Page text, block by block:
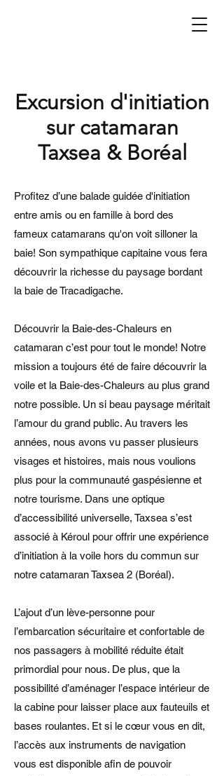
Excursion d'initiation
sur catamaran
Taxsea & Boréal
Profitez d’une balade guidée d'initiation
entre amis ou en famille à bord des
fameux catamarans qu'on voit silloner la
baie! Son sympathique capitaine vous fera
découvrir la richesse du paysage bordant
la baie de Tracadigache.
Découvrir la Baie-des-Chaleurs en
catamaran c’est pour tout le monde! Notre
mission a toujours été de faire découvrir la
voile et la Baie-des-Chaleurs au plus grand
notre possible. Un si beau paysage méritait
l’amour du grand public. Au travers les
années, nous avons vu passer plusieurs
visages et histoires, mais nous voulions
plus pour la communauté gaspésienne et
notre tourisme. Dans une optique
d’accessibilité universelle, Taxsea s’est
associé à Kéroul pour offrir une expérience
d’initiation à la voile hors du commun sur
notre catamaran Taxsea 2 (Boréal).
L’ajout d’un lève-personne pour
l’embarcation sécuritaire et confortable de
nos passagers à mobilité réduite était
primordial pour nous. De plus, que la
possibilité d’aménager l’espace intérieur de
la cabine pour laisser place aux fauteuils et
bases roulantes. Et si le cœur vous en dit,
l’accès aux instruments de navigation
vous est disponible afin de pouvoir